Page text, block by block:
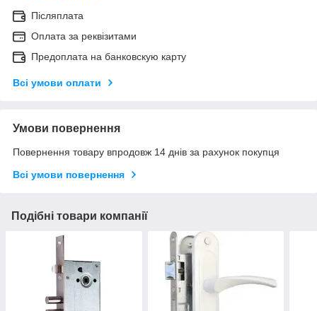
Післяплата
Оплата за реквізитами
Предоплата на банковскую карту
Всі умови оплати
Умови повернення
Повернення товару впродовж 14 днів за рахунок покупця
Всі умови повернення
Подібні товари компанії